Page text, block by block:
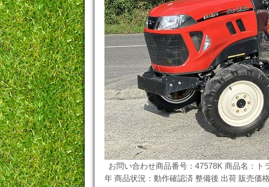
お問い合わせ商品番号：47578K 商品名：ト
年 商品状況：動作確認済 整備後 出荷 販売価